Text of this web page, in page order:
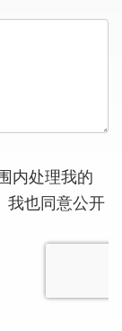
内处理我的
我也同意公开